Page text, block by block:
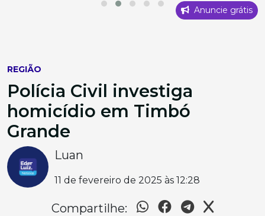
Anuncie grátis
REGIÃO
Polícia Civil investiga
homicídio em Timbó
Grande
Luan
11 de fevereiro de 2025 às 12:28
Compartilhe: